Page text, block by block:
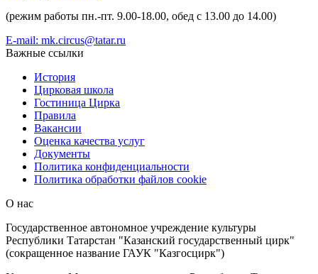
(режим работы пн.-пт. 9.00-18.00, обед с 13.00 до 14.00)
E-mail: mk.circus@tatar.ru
Важные ссылки
История
Цирковая школа
Гостиница Цирка
Правила
Вакансии
Оценка качества услуг
Документы
Политика конфиденциальности
Политика обработки файлов cookie
О нас
Государственное автономное учреждение культуры
Республики Татарстан "Казанский государственный цирк"
(сокращенное название ГАУК "Казгосцирк")